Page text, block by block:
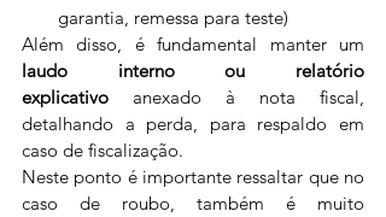
garantia, remessa para teste)
laudo interno ou relatório
explicativo anexado à nota fiscal,
detalhando a perda, para respaldo em
caso de fiscalização.
Neste ponto é importante ressaltar que no
caso de roubo, também é muito